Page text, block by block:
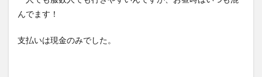
んでます！
支払いは現金のみでした。